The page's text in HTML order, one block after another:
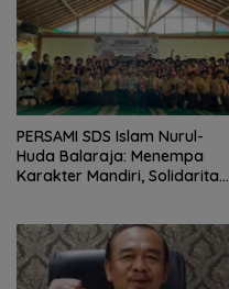
PERSAMI SDS Islam Nurul-
Huda Balaraja: Menempa
Karakter Mandiri, Solidaritas,